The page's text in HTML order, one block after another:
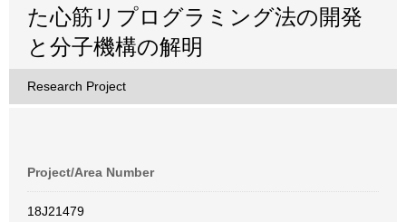
た心筋リプログラミング法の開発
と分子機構の解明
Research Project
Project/Area Number
18J21479